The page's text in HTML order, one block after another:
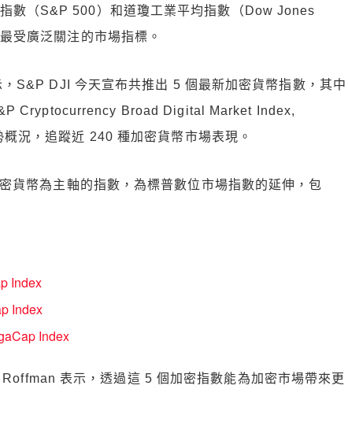
數（S&P 500）和道瓊工業平均指數（Dow Jones
受廣泛關注的市場指標。
S&P DJI 今天宣布共推出 5 個最新加密貨幣指數，其中
Cryptocurrency Broad Digital Market Index,
況，追蹤近 240 種加密貨幣市場表現。
貨幣為主軸的指數，為標普數位市場指數的延伸，包
Index
Index
Index
表示，透過這 5 個加密指數能為加密市場帶來更